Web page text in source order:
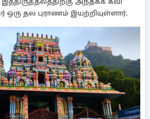
ஒரு தல புராணம் இயற்றியுள்ளார்.